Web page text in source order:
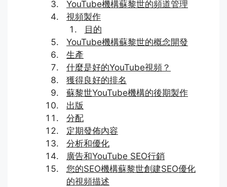
YouTube機構蘇黎世的頻道管理
視頻製作
目的
YouTube機構蘇黎世的概念開發
生產
什麼是好的YouTube視頻？
獲得良好的排名
蘇黎世YouTube機構的後期製作
出版
分配
定期發佈內容
分析和優化
廣告和YouTube SEO行銷
您的SEO機構蘇黎世創建SEO優化
的視頻描述